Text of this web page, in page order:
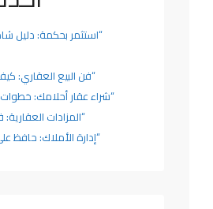
“استثمر بحكمة: دليل
“فن البيع العقاري:
“شراء عقار أحلامك:
“المزادات
“إدارة الأملاك: حافظ